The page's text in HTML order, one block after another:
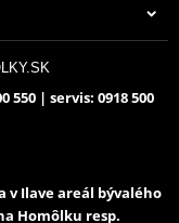
550 | servis: 0918 500
v Ilave areál bývalého
Homôlku resp.